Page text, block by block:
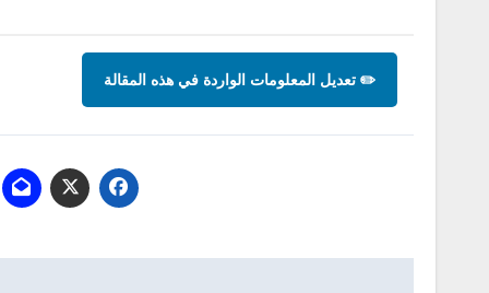
✏️ تعديل المعلومات الواردة في هذه المقالة